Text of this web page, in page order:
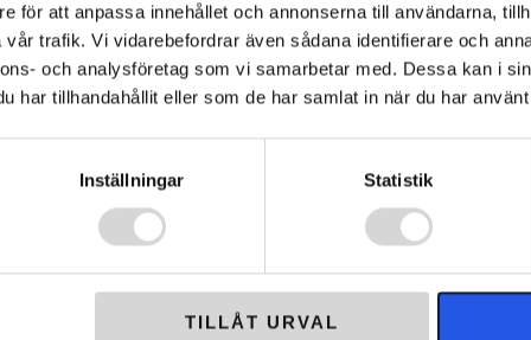
för att anpassa innehållet och annonserna till användarna,
trafik. Vi vidarebefordrar även sådana identifierare och
och analysföretag som vi samarbetar med. Dessa kan i
har tillhandahållit eller som de har samlat in när du har
Inställningar Statistik
TILLÅT URVAL
Polaris Matryx
-20%
SECO Sadelöverdrag Polaris Matryx
priset
var:
priset
är: